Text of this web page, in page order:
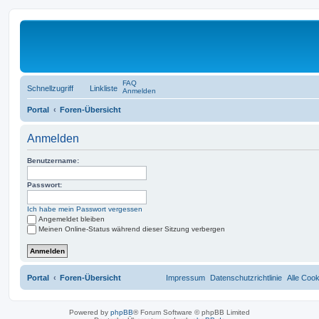
Schnellzugriff Linkliste
FAQ
Anmelden
Portal Foren-Übersicht
Anmelden
Benutzername:
Passwort:
Ich habe mein Passwort vergessen
Angemeldet bleiben
Meinen Online-Status während dieser Sitzung verbergen
Portal Foren-Übersicht Alle
Datenschutzrichtlinie
Impressum
Powered by phpBB® Forum Software © phpBB Limited